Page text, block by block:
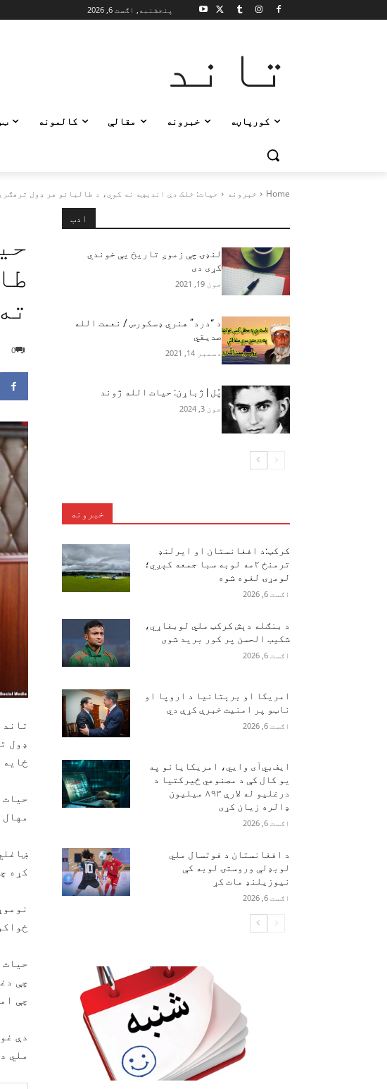
پنجشنبه, اګست 6, 2026
تاند
کورپاڼه خبرونه مقالې کالمونه
Home خبرونه حیات: خلک دې اندېښه نه کوي، د طالبانو هر ډول
0
ډول
ځایه
کړه
چې
چې
دې
ملي
ادب
لنډۍ چې زموږ تاریخ یې خوندي
کړی دی
جون 19, 2021
د “درد” هنري ډسکورس / نعمت الله
صدیقي
دسمبر 14, 2021
پُل | ژباړن: حیات الله ژوند
جون 3, 2024
خبرونه
کرکټ:د افغانستان او ایرلنډ
ترمنځ ۲مه لوبه سبا جمعه کېږي؛
لومړۍ لغوه شوه
اګست 6, 2026
د بنګله دېش کرکټ ملي لوبغاړي،
شکیب الحسن پر کور برید شوی
اګست 6, 2026
امریکا او برېتانیا د اروپا او
ناټو پر امنیت خبرې کړې دي
اګست 6, 2026
ایف‌بي‌آی وايي، امریکایانو په
یو کال کې د مصنوعي ځیرکتیا د
درغلیو له لارې ۸۹۳ میلیون
ډالره زیان کړی
اګست 6, 2026
د افغانستان د فوتسال ملي
لوبډلې وروستۍ لوبه کې
نیوزیلنډ مات کړ
اګست 6, 2026